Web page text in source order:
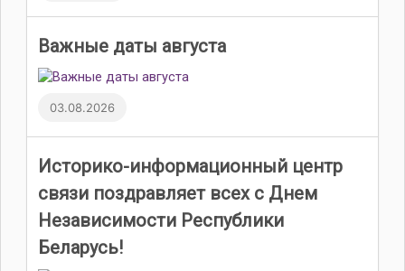
Важные даты августа
03.08.2026
Историко-информационный центр
связи поздравляет всех с Днем
Независимости Республики
Беларусь!